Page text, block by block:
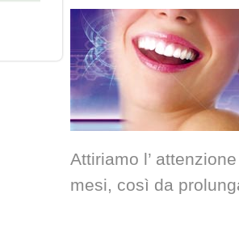
Attiriamo l’
mesi, così da